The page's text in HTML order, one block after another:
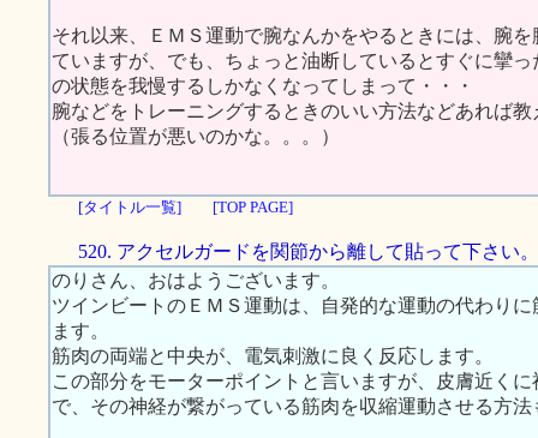
それ以来、ＥＭＳ運動で腕なんかをやるときには、腕
ていますが、でも、ちょっと油断しているとすぐに攣
の状態を我慢するしかなくなってしまって・・・
腕などをトレーニングするときのいい方法などあれば
（張る位置が悪いのかな。。。）
[タイトル一覧] [TOP PAGE]
520. アクセルガードを関節から離して貼って下さい。
のりさん、おはようございます。
ツインビートのＥＭＳ運動は、自発的な運動の代わり
ます。
筋肉の両端と中央が、電気刺激に良く反応します。
この部分をモーターポイントと言いますが、皮膚近く
で、その神経が繋がっている筋肉を収縮運動させる方法